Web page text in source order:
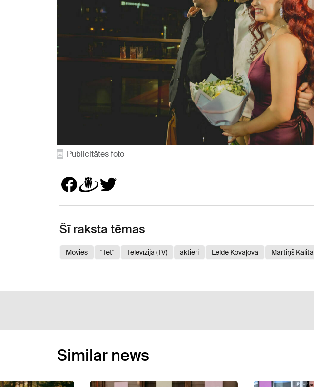
Publicitātes foto
Šī raksta tēmas
Movies "Tet" Televīzija (TV) aktieri Lelde Kovaļova Mārtiņš Kalita
Similar news